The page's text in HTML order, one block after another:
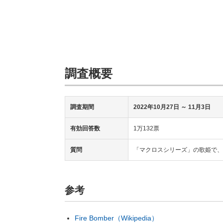
調査概要
調査期間 2022年10月27日 ～ 11月3日
有効回答数 1万132票
質問 「マクロスシリーズ」の歌姫で
参考
Fire Bomber（Wikipedia）